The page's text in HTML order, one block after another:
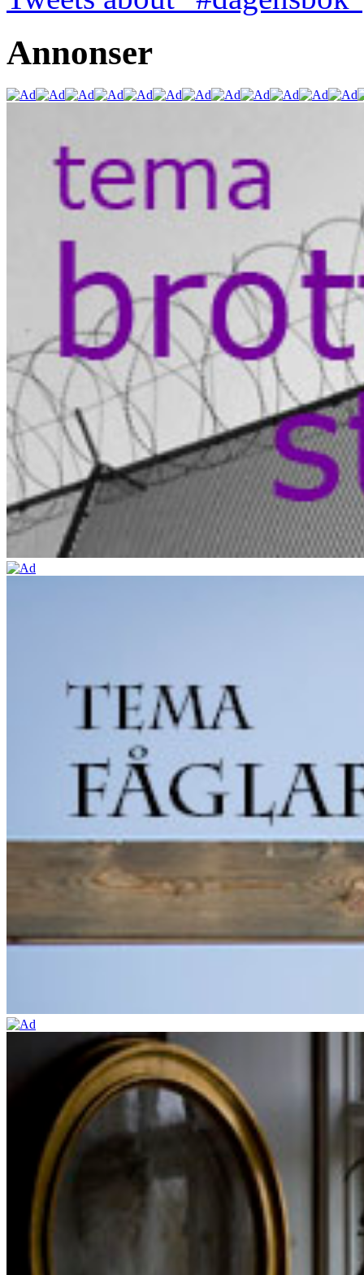
Annonser